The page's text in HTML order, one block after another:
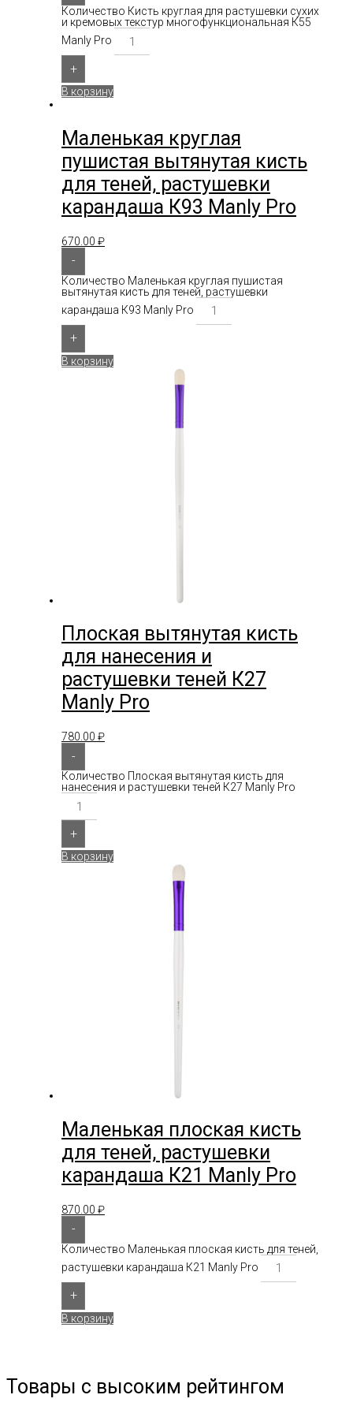
Количество Кисть круглая для растушевки сухих
и кремовых текстур многофункциональная К55
Manly Pro
+
В корзину
Маленькая круглая
пушистая вытянутая кисть
для теней, растушевки
карандаша К93 Manly Pro
670.00 ₽
-
Количество Маленькая круглая пушистая
вытянутая кисть для теней, растушевки
карандаша К93 Manly Pro
+
В корзину
Плоская вытянутая кисть
для нанесения и
растушевки теней К27
Manly Pro
780.00 ₽
-
Количество Плоская вытянутая кисть для
нанесения и растушевки теней К27 Manly Pro
+
В корзину
Маленькая плоская кисть
для теней, растушевки
карандаша К21 Manly Pro
870.00 ₽
-
Количество Маленькая плоская кисть для теней,
растушевки карандаша К21 Manly Pro
+
В корзину
Товары с высоким рейтингом